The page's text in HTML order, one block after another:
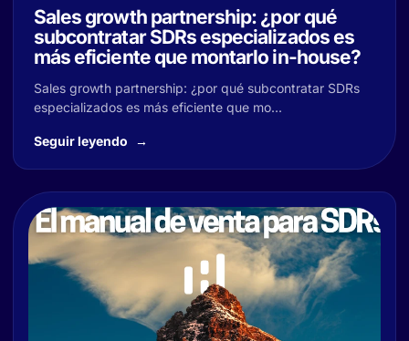
Sales growth partnership: ¿por qué
subcontratar SDRs especializados es
más eficiente que montarlo in-house?
Sales growth partnership: ¿por qué subcontratar SDRs
especializados es más eficiente que mo...
Seguir leyendo